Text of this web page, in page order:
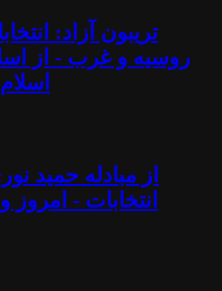
تریبون آزاد:
روسیه و غرب - از
از مبادله حمید
انتخابات - امروز